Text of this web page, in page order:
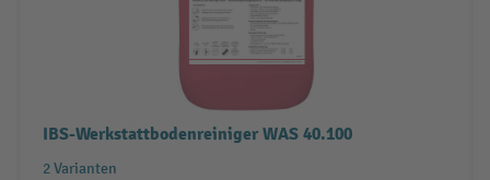
IBS-Werkstattbodenreiniger WAS 40.100
2 Varianten